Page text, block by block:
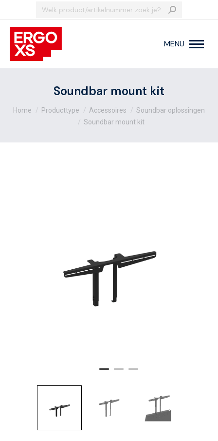
Search:
MENU
Soundbar mount kit
Je bent hier:
Home Producttype Accessoires
Soundbar oplossingen
Soundbar mount kit